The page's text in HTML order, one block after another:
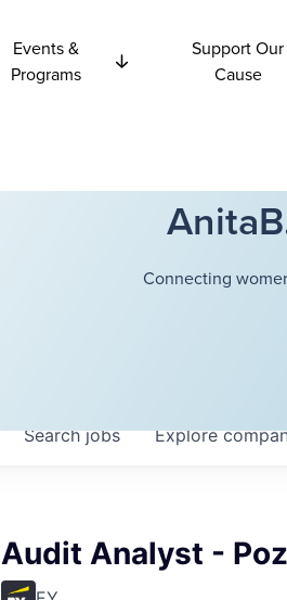
Events &
Programs
Support Our
Cause
Connecting
Searchjobs Explore
Audit Analyst -